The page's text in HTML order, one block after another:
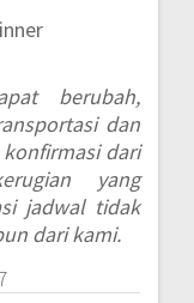
berubah,
dan
dari
yang
jadwal tidak
dari kami.